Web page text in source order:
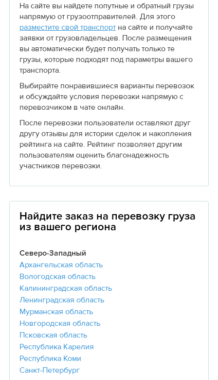
На сайте вы найдете попутные и обратный грузы
напрямую от грузоотправителей. Для этого
разместите свой транспортна сайте и получайте
заявки от грузовладельцев. После размещения
вы автоматически будет получать только те
грузы, которые подходят под параметры вашего
транспорта.
Выбирайте понравившиеся варианты перевозок
и обсуждайте условия перевозки напрямую с
перевозчиком в чате онлайн.
После перевозки пользователи оставляют друг
другу отзывы для истории сделок и накопления
рейтинга на сайте. Рейтинг позволяет другим
пользователям оценить благонадежность
участников перевозки.
Найдите заказ на перевозку груза
из вашего региона
Северо-Западный
Архангельская область
Вологодская область
Калининградская область
Ленинградская область
Мурманская область
Новгородская область
Псковская область
Республика Карелия
Республика Коми
Санкт-Петербург